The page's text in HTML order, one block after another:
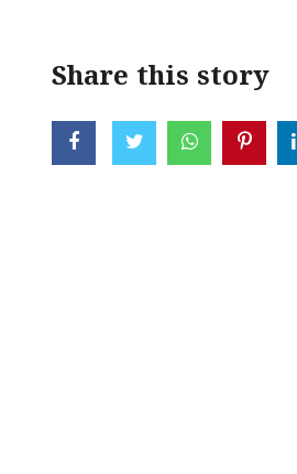
Share this story